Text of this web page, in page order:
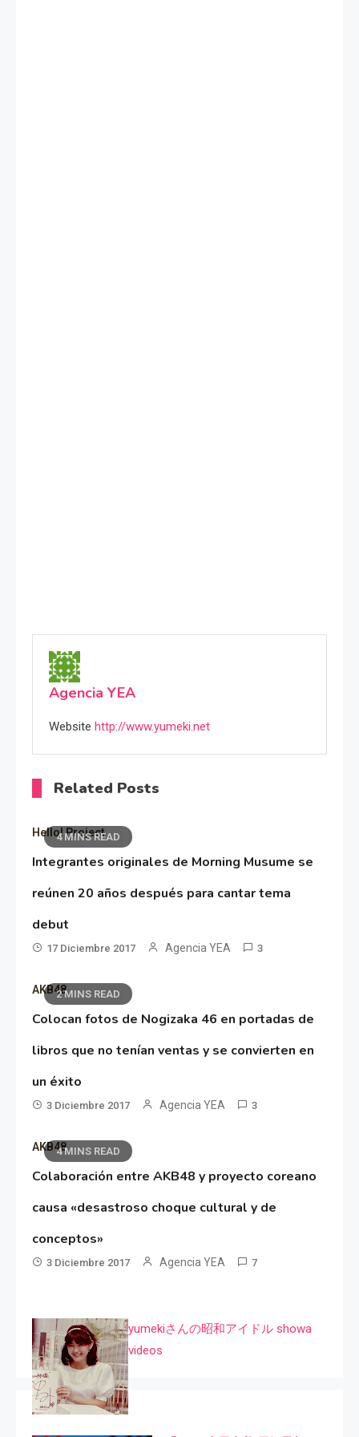
Agencia YEA
Website http://www.yumeki.net
Related Posts
4 MINS READ
Hello! Project
Integrantes originales de Morning Musume se
reúnen 20 años después para cantar tema
debut
17 Diciembre 2017 Agencia YEA 3
2 MINS READ
AKB48
Colocan fotos de Nogizaka 46 en portadas de
libros que no tenían ventas y se convierten en
un éxito
3 Diciembre 2017 Agencia YEA 3
4 MINS READ
AKB48
Colaboración entre AKB48 y proyecto coreano
causa «desastroso choque cultural y de
conceptos»
3 Diciembre 2017 Agencia YEA 7
yumekiさんの昭和アイドル showa
videos